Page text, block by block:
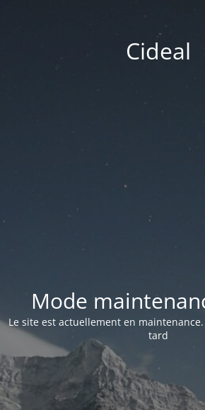
Cideal
Mode
Le site est actuellement en
tard